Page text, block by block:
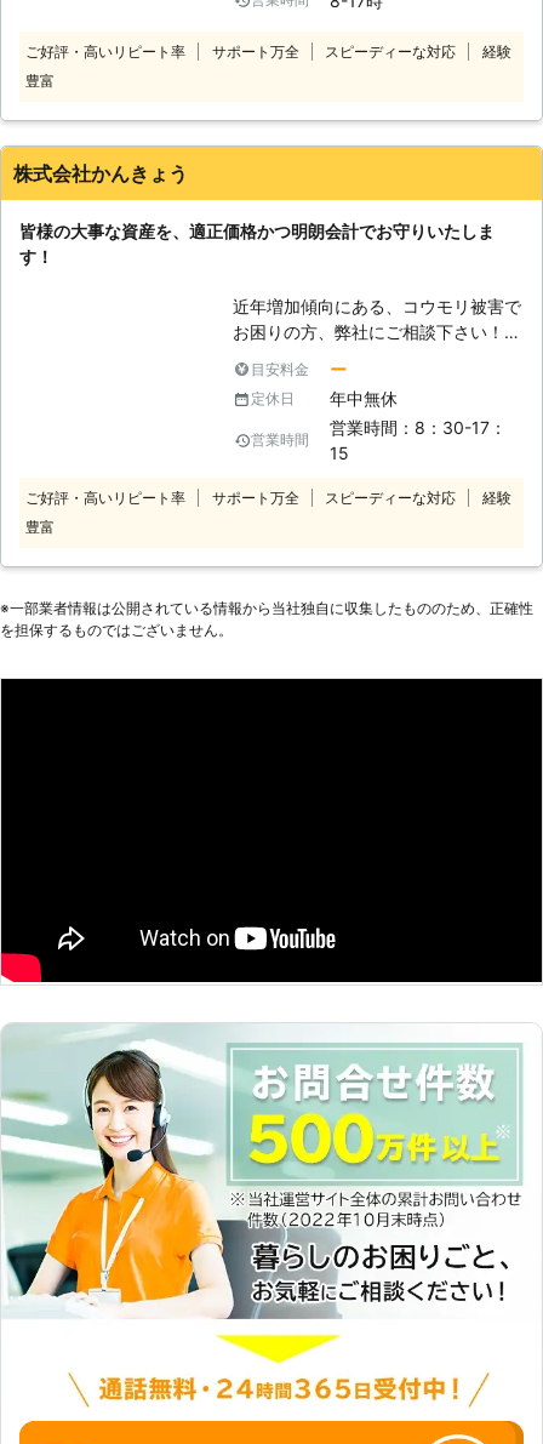
無料ですのでお気軽にご依頼くださ
一つではないでしょうか。害獣プロテ
してご依頼ください。 〇消臭、消毒
だけではありません！修繕まで丸ごと
ています。そのためコウモリの糞で劣
化した天井裏の修繕まで対応可能とな
っています。本来であれば別々に頼ま
トータルでご依頼できますので、余分
な手間を減らし修繕まで丸ごとご相談
いただけます。 コウモリはとても小
さく、小さな隙間からでも天井裏に入
りこんできます。その隙間を全て塞
いものです。 中途半端な対策をおこ
ウモリを見つけたらすぐに害獣プロテ
可能性があるので早急な対策が必要で
サうるさい」「ゴキブリホイホイなど
ナブルな価格提供いたします。お悩み
ご好評・高いリピート率 サポート万全 スピーディーな対応
経験
豊富
株式会社かんきょう
皆様の大事な資産を、適正価格かつ明朗会計でお守りいたしま
す！
近年増加傾向にある、コウモリ被害で
お困りの方、弊社にご相談下さい！
配は一刻も早く消し去りたいものです
よね。放っておくと、フンによるアレ
ルギーや感染症、またはダニやノミの
温床になってしまうこともあります。
私共はコウモリ駆除をご希望のお客様
の疑問や不安に、経験豊富な調査員が
安心してサービスを受けていただけま
目安料金 ー
定休日 年中無休
営業時間
営業時間：8：30-17：
15
ご好評・高いリピート率 サポート万全 スピーディーな対応
経験
豊富
※⼀部業者情報は公開されている情報から当社独⾃に収集したもののため、正確性
を担保するものではございません。